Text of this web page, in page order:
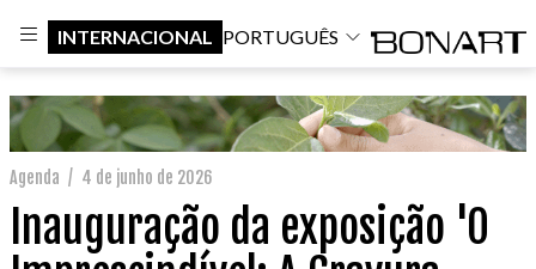
INTERNACIONAL PORTUGUÊS
Agenda / 4 de junho de 2026
Inauguração da exposição 'O